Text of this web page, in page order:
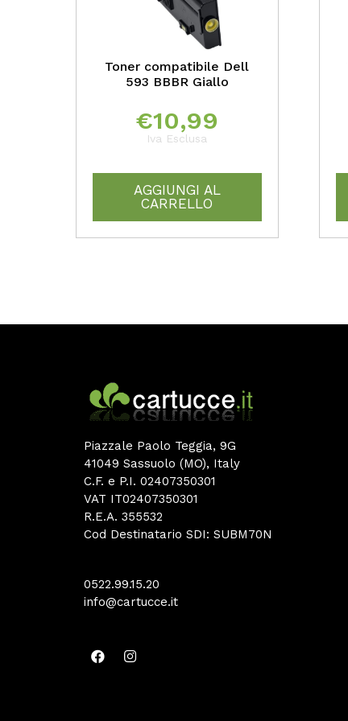
Toner compatibile Dell
593 BBBR Giallo
€10,99
Iva Esclusa
AGGIUNGI AL
CARRELLO
Piazzale Paolo Teggia, 9G
41049 Sassuolo (MO), Italy
C.F. e P.I. 02407350301
VAT IT02407350301
R.E.A. 355532
Cod Destinatario SDI: SUBM70N
0522.99.15.20
info@cartucce.it